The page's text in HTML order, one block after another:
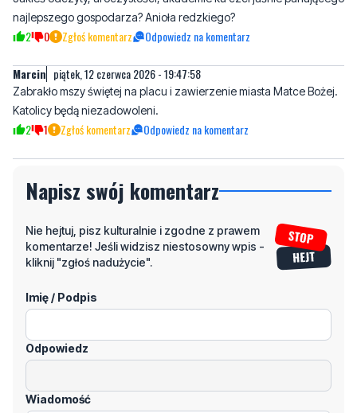
Marcin piątek, 12 czerwca 2026 - 19:47:58
Zabrakło mszy świętej na placu i zawierzenie miasta Matce Bożej.
2 1 Zgłoś komentarz Odpowiedz na komentarz
Napisz swój komentarz
komentarze! Jeśli widzisz niestosowny wpis -
kliknij "zgłoś nadużycie".
Imię / Podpis
Odpowiedz
Wiadomość